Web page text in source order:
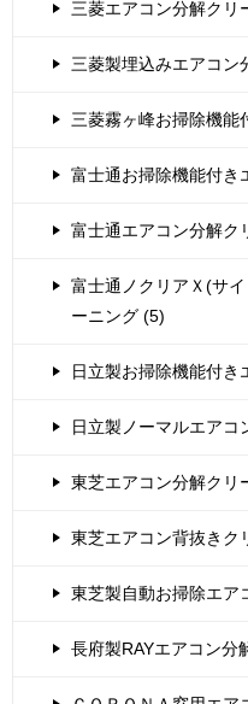
三菱エアコン分解クリ
三菱製埋込みエアコン
三菱霧ヶ峰お掃除機能
富士通お掃除機能付き
富士通エアコン分解ク
富士通ノクリアＸ(サ
ーニング (5)
日立製お掃除機能付き
日立製ノーマルエアコ
東芝エアコン分解クリ
東芝エアコン背抜きク
東芝製自動お掃除エア
長府製RAYエアコン分